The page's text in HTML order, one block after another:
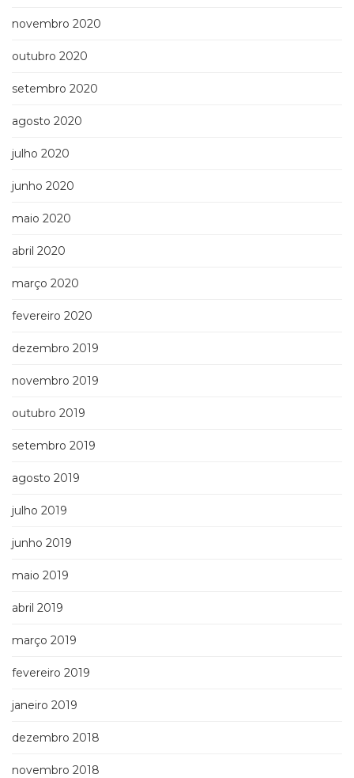
novembro 2020
outubro 2020
setembro 2020
agosto 2020
julho 2020
junho 2020
maio 2020
abril 2020
março 2020
fevereiro 2020
dezembro 2019
novembro 2019
outubro 2019
setembro 2019
agosto 2019
julho 2019
junho 2019
maio 2019
abril 2019
março 2019
fevereiro 2019
janeiro 2019
dezembro 2018
novembro 2018